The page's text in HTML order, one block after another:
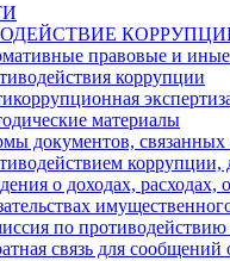
правовые и
коррупции
материалы
документов, связанных
коррупции,
о доходах, расходах,
по
связь для сообщений